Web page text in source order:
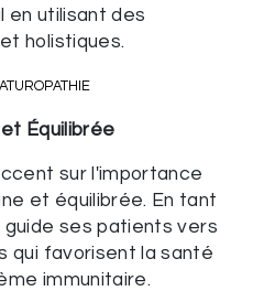
utilisant des
holistiques.
Équilibrée
sur l'importance
et équilibrée. En tant
guide ses patients vers
qui favorisent la santé
immunitaire.